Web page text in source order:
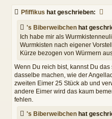
Pfiffikus hat geschrieben:
's Biberweibchen hat
Ich habe mir als
Wurmkisten nach eigener
Kürze bezogen von Würmern
Wenn Du reich bist, kannst Du
dasselbe machen, wie der
zweiten Eimer 25 Stück ab und
andere Eimer wird das kaum
fehlen.
's Biberweibchen hat